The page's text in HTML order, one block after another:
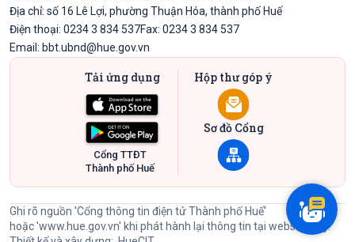
Địa chỉ: số 16 Lê Lợi, phường Thuận Hóa, thành phố Huế
Điện thoại: 0234 3 834 537Fax: 0234 3 834 537
Email: bbt.ubnd@hue.gov.vn
Tải ứng dụng
Cổng TTĐT
Thành phố Huế
Hộp thư góp ý
Sơ đồ Cổng
Ghi rõ nguồn 'Cổng thông tin điện tử Thành phố Huế'
hoặc'www.hue.gov.vn' khi phát hành lại thông tin tại website này.